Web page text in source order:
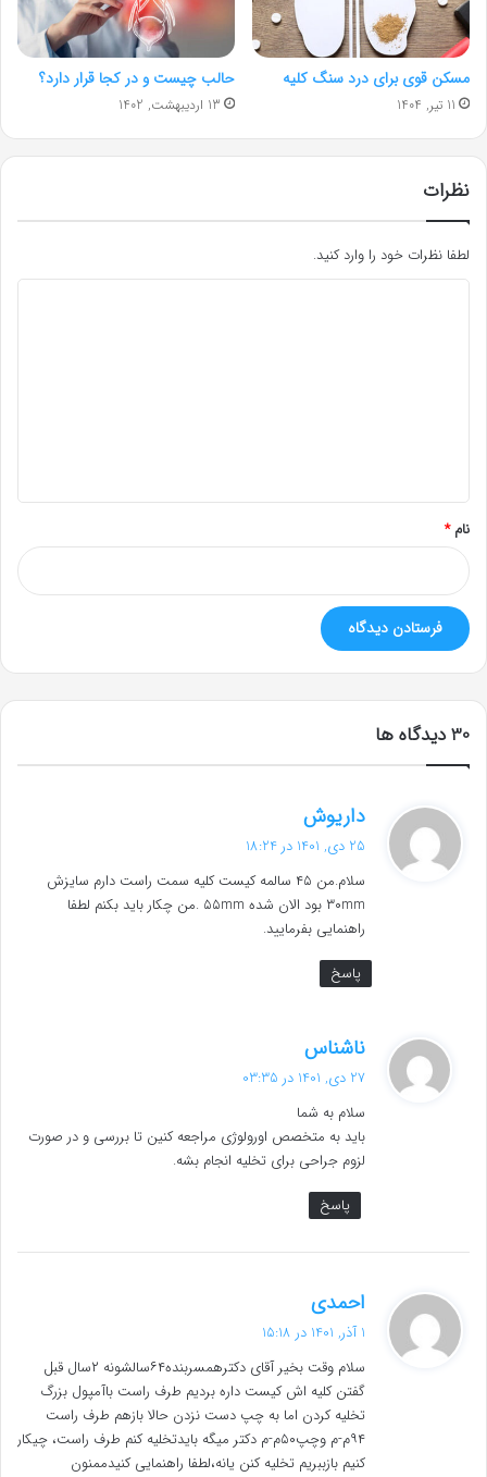
مسکن قوی برای درد سنگ کلیه
11 تیر, 1404
حالب چیست و در کجا قرار دارد؟
13 اردیبهشت, 1402
نظرات
لطفا نظرات خود را وارد کنید.
نام*
‫30 دیدگاه ها
داریوش
ف
:
25 دی, 1401 در 18:24
سلام.من ۴۵ سالمه کیست کلیه سمت راست دارم سایزش
۳۰mm بود الان شده ۵۵mm .من چکار باید بکنم لطفا
راهنمایی بفرمایید.
پاسخ
ناشناس
ف
:
27 دی, 1401 در 03:35
سلام به شما
باید به متخصص اورولوژی مراجعه کنین تا بررسی و در صورت
لزوم جراحی برای تخلیه انجام بشه.
پاسخ
احمدی
:
1 آذر, 1401 در 15:18
سلام وقت بخیر آقای دکترهمسربنده۶۴سالشونه ۲سال قبل
گفتن کلیه اش کیست داره بردیم طرف راست باآمپول بزرگ
تخلیه کردن اما به چپ دست نزدن حالا بازهم طرف راست
۹۴م-م وچپ۵۰م-م دکتر میگه بایدتخلیه کنم طرف راست، چیکار
کنیم بازببریم تخلیه کنن یانه،لطفا راهنمایی کنیدممنون